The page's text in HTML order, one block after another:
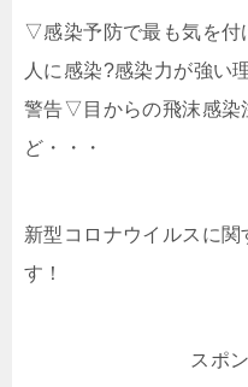
▽感染予防で最も気を
人に感染?感染力が強い
警告▽目からの飛沫感染
ど・・・
新型コロナウイルスに関
す！
スポ